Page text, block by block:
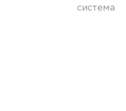
система